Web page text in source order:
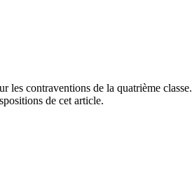
les contraventions de la quatrième classe.
de cet article.